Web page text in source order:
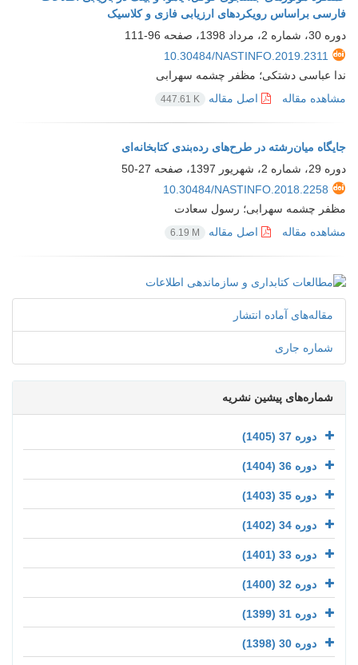
فارسی براساس رویکردهای ارزیابی فازی و کلاسیک
دوره 30، شماره 2، مرداد 1398، صفحه
96-111
10.30484/NASTINFO.2019.2311
ندا عباسی دشتکی؛ مظفر چشمه سهرابی
مشاهده مقاله
اصل مقاله 447.61 K
جایگاه میان‌رشته در طرح‌های رده‌بندی کتابخانه‌ای
دوره 29، شماره 2، شهریور 1397، صفحه
27-50
10.30484/NASTINFO.2018.2258
مظفر چشمه سهرابی؛ رسول سعادت
مشاهده مقاله
اصل مقاله 6.19 M
مقاله‌های آماده انتشار
شماره جاری
شماره‌های پیشین نشریه
دوره 37 (1405)
دوره 36 (1404)
دوره 35 (1403)
دوره 34 (1402)
دوره 33 (1401)
دوره 32 (1400)
دوره 31 (1399)
دوره 30 (1398)